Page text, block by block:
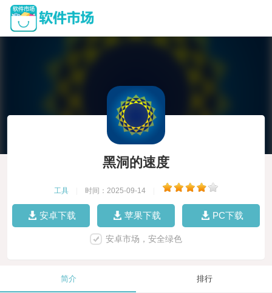
黑洞的速度
工具 时间：2025-09-14
安卓下载 苹果下载 PC下载
安卓市场，安全绿色
简介 排行